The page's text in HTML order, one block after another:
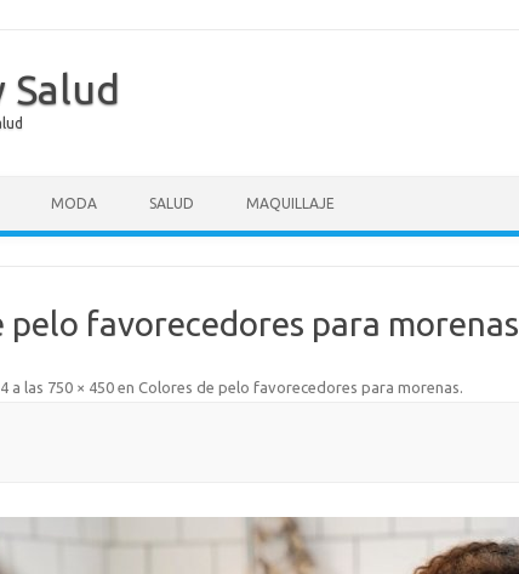
Salud
MODA SALUD MAQUILLAJE
pelo favorecedores para morenas
a las 750 × 450en Colores de pelo favorecedores para morenas.